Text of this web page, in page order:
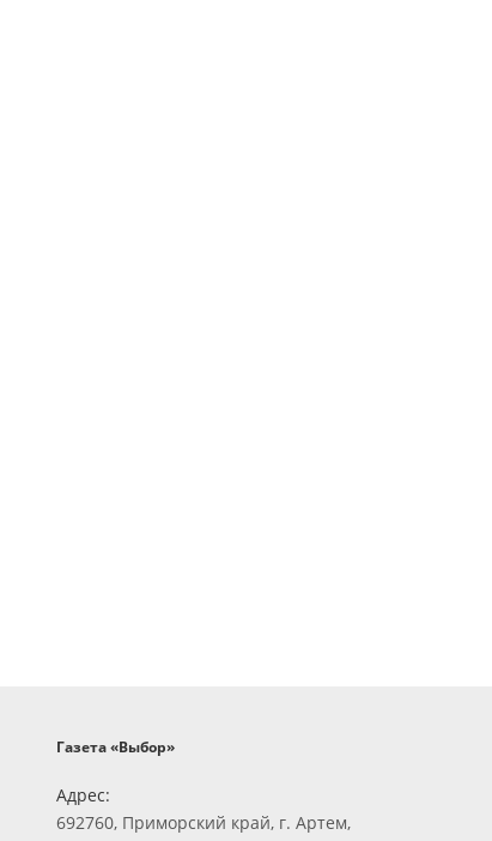
Газета «Выбор»
Адрес:
692760, Приморский край, г. Артем,